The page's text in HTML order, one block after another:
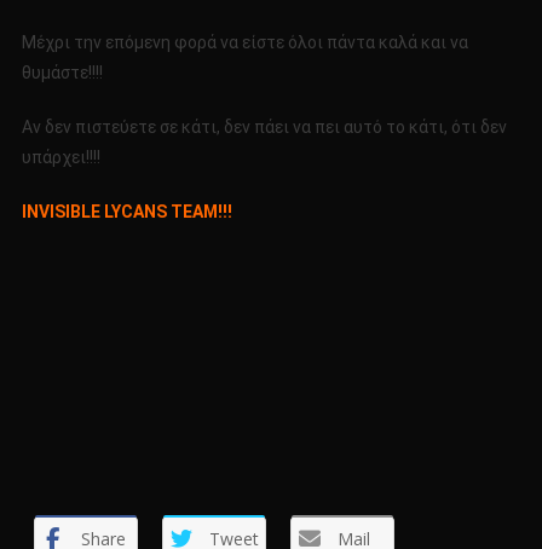
Μέχρι την επόμενη φορά να είστε όλοι πάντα καλά και να
θυμάστε!!!!
Αν δεν πιστεύετε σε κάτι, δεν πάει να πει αυτό το κάτι, ότι δεν
υπάρχει!!!!
INVISIBLE LYCANS TEAM!!!
Share Tweet Mail